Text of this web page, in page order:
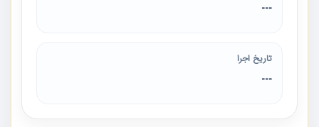
---
تاریخ اجرا
---